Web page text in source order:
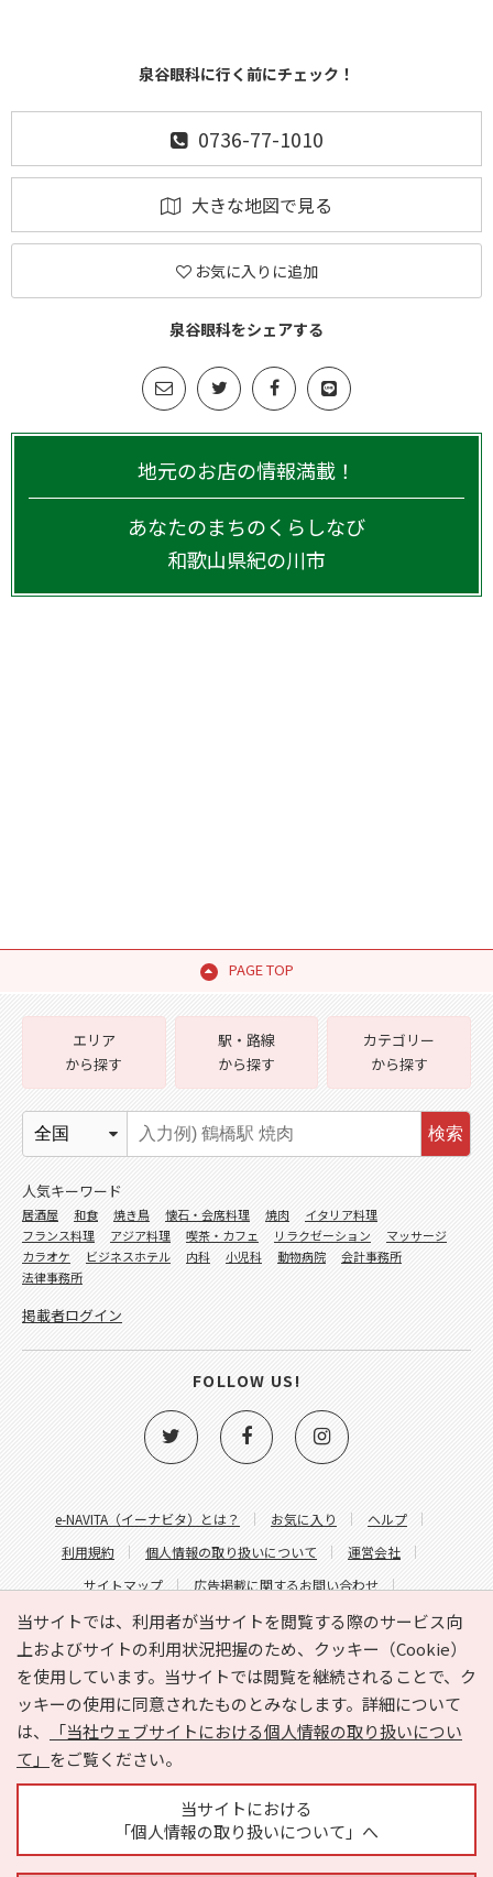
泉谷眼科に行く前にチェック！
0736-77-1010
大きな地図で見る
お気に入りに追加
泉谷眼科をシェアする
地元のお店の情報満載！
あなたのまちのくらしなび
和歌山県紀の川市
PAGE TOP
当サイトでは、利用者が当サイトを閲覧する際のサービス向
上およびサイトの利用状況把握のため、クッキー（Cookie）
を使用しています。当サイトでは閲覧を継続されることで、ク
ッキーの使用に同意されたものとみなします。詳細について
は、
「当社ウェブサイトにおける個人情報の取り扱いについ
て」 をご覧ください。
当サイトにおける
「個人情報の取り扱いについて」へ
e-NAVITA（イーナビタ）とは？ お気に入り
ヘルプ
利用規約
個人情報の取り扱いについて
運営会社
サイトマップ
広告掲載に関するお問い合わせ
サイトの内容に関するお問い合わせ
エリア
から探す
駅・路線
から探す
カテゴリー
から探す
検索
人気キーワード
居酒屋 和食 焼き鳥 懐石・会席料理 焼肉
イタリア料理
フランス料理
アジア料理 喫茶・カフェ リラクゼーション
マッサージ
カラオケ
ビジネスホテル 内科 小児科 動物病院
会計事務所
法律事務所
掲載者ログイン
FOLLOW US!
Copyright © HYOJITO.Co.,Ltd. All Rights Reserved.